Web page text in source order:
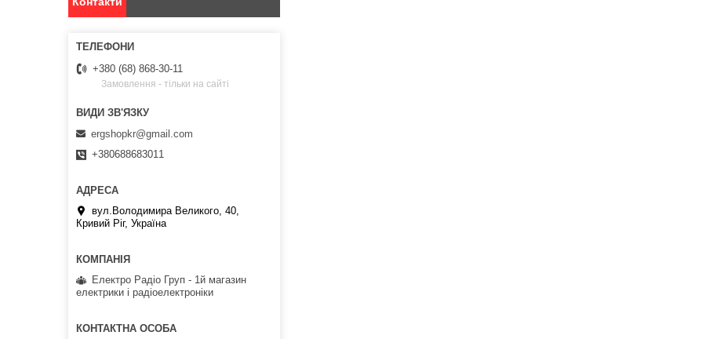
+380 (68) 868-30-11
Замовлення - тільки на сайті
ergshopkr@gmail.com
+380688683011
вул.Володимира Великого, 40,
Кривий Ріг, Україна
Електро Радіо Груп - 1й магазин
електрики і радіоелектроніки